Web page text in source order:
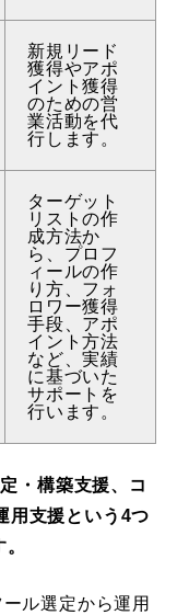
新規リード
獲得やアポ
イント獲得
のための営
業活動を代
行します。
ターゲット
リストの作
成方法か
ら、プロフ
ィールの作
り方、フォ
ロワー獲得
手段、アポ
イント方法
など、実績
に基づいた
サポートを
行います。
・構築支援、コ
用支援という4つ
ル選定から運用